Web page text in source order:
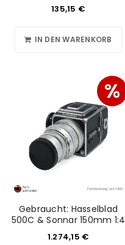
135,15 €
IN DEN WARENKORB
%
Gebraucht: Hasselblad
500C & Sonnar 150mm 1:4
1.274,15 €